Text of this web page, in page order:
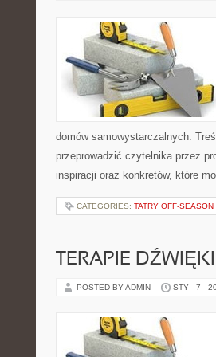
domów samowystarczalnych.
przeprowadzić czytelnika przez
inspiracji oraz konkretów, które
CATEGORIES: TATRY OFF-SEASON
TERAPIE
POSTED BY ADMIN STY - 7 -